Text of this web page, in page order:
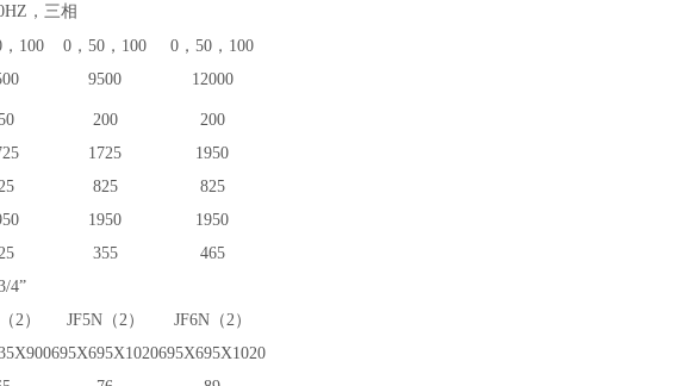
，三相
100 0，50，100 0，50，100
9500 12000
200 200
1725 1950
825
825
1950
1950
355
465
4”
2） JF5N（2）
JF6N（2）
695X695X1020695X695X1020